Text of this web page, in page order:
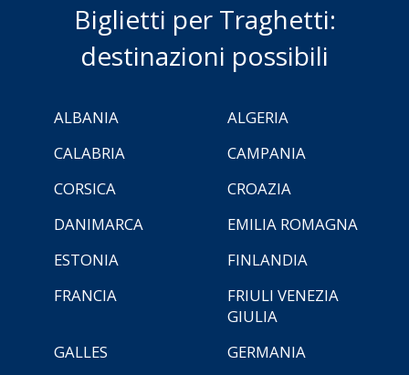
Biglietti per Traghetti:
destinazioni possibili
ALBANIA
ALGERIA
CALABRIA
CAMPANIA
CORSICA
CROAZIA
DANIMARCA
EMILIA ROMAGNA
ESTONIA
FINLANDIA
FRANCIA
FRIULI VENEZIA
GIULIA
GALLES
GERMANIA